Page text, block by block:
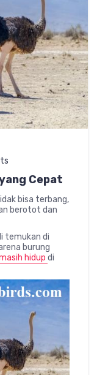
Cepat
bisa terbang,
berotot dan
temukan di
burung
hidup di